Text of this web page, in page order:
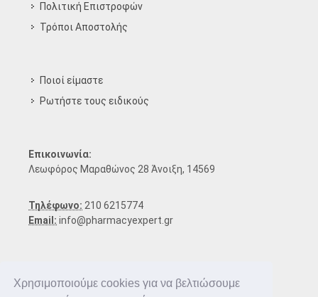
Χρησιμοποιούμε cookies για να βελτιώσουμε
Πολιτική Επιστροφών
Τρόποι Aποστολής
Ποιοί είμαστε
Ρωτήστε τους ειδικούς
Επικοινωνία:
Λεωφόρος Μαραθώνος 28 Άνοιξη, 14569
Τηλέφωνο: 210 6215774
Email: info@pharmacyexpert.gr